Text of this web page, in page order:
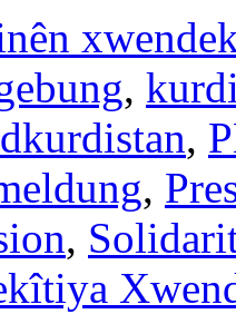
,
,
,
,